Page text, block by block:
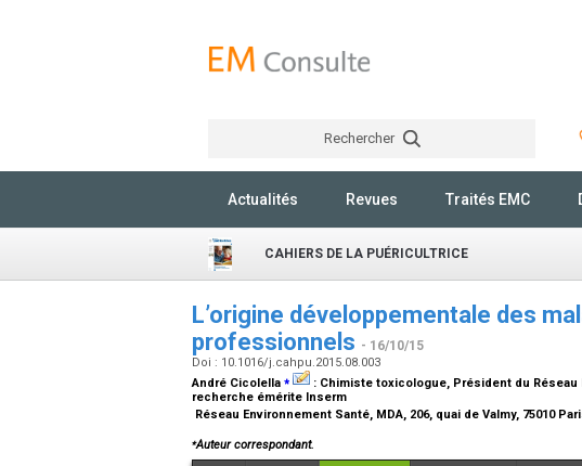
Rechercher
Actualités Revues Traités EMC
CAHIERS DE LA PUÉRICULTRICE
L’origine développementale des
professionnels - 16/10/15
Doi : 10.1016/j.cahpu.2015.08.003
André Cicolella ⁎ : Chimiste toxicologue, Président du Réseau
recherche émérite Inserm
Réseau Environnement Santé, MDA, 206, quai de Valmy, 75010
⁎Auteur correspondant.